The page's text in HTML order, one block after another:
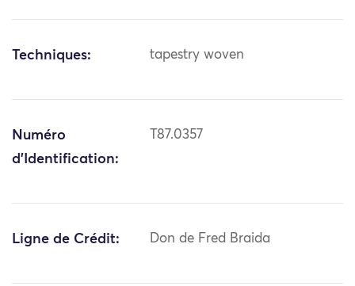
Techniques: tapestry woven
Numéro
d'Identification:
T87.0357
Ligne de Crédit: Don de Fred Braida